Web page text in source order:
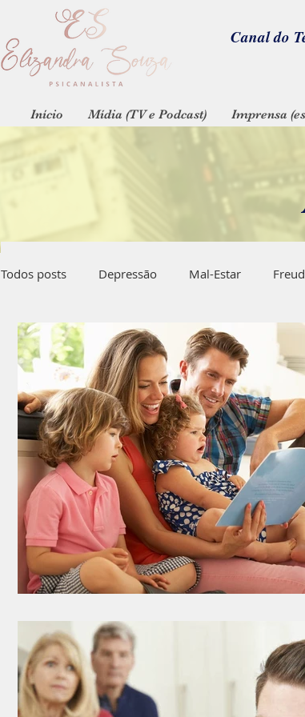
Canal do
Início Mídia (TV e Podcast) Imprensa
Todos posts Depressão Mal-Estar Freud
Psicanálise Paternidade Maternidade
Finanças Dinheiro Paixão
Mercado de Trabalho Jovens Dieta
Mulher TPM Feminino Corpo